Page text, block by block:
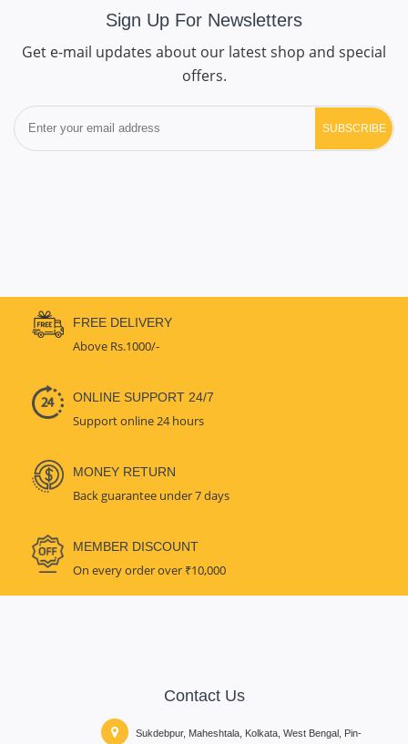
Sign Up For Newsletters
Get e-mail updates about our latest shop and special
offers.
SUBSCRIBE
FREE DELIVERY
Above Rs.1000/-
ONLINE SUPPORT 24/7
Support online 24 hours
MONEY RETURN
Back guarantee under 7 days
MEMBER DISCOUNT
On every order over ₹10,000
Contact Us
Sukdebpur, Maheshtala, Kolkata, West Bengal, Pin-